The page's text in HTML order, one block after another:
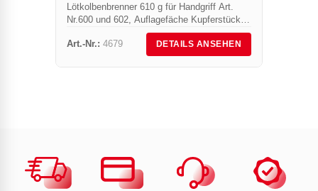
Lötkolbenbrenner 610 g für Handgriff Art.
Nr.600 und 602, Auflagefäche Kupferstück
Art.-Nr.: 4679 DETAILS ANSEHEN